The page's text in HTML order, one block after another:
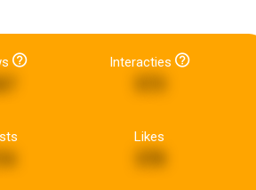
Interacties
Likes